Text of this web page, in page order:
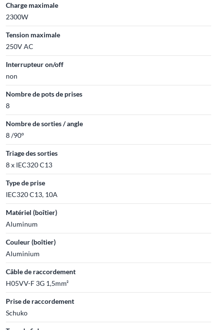
Charge maximale
2300W
Tension maximale
250V AC
Interrupteur on/off
non
Nombre de pots de prises
8
Nombre de sorties / angle
8 /90°
Triage des sorties
8 x IEC320 C13
Type de prise
IEC320 C13, 10A
Matériel (boîtier)
Aluminum
Couleur (boîtier)
Aluminium
Câble de raccordement
H05VV-F 3G 1,5mm²
Prise de raccordement
Schuko